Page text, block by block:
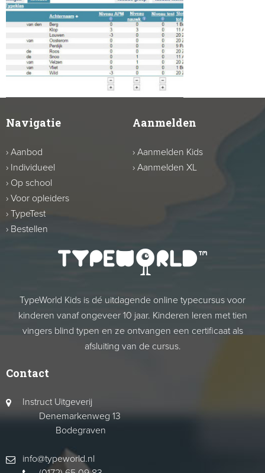
Navigatie
› Aanbod
› Individueel
› Op school
› Voor opleiders
› TypeTest
› Bestellen
Aanmelden
› Aanmelden Kids
› Aanmelden XL
TypeWorld Kids is dé uitdagende online typecursus voor
kinderen vanaf ongeveer 10 jaar. Kinderen leren met tien
vingers blind typen en ze ontvangen een certificaat als
afsluiting van de cursus.
Contact
Instruct Uitgeverij
Denemarkenweg 13
Bodegraven
info@typeworld.nl